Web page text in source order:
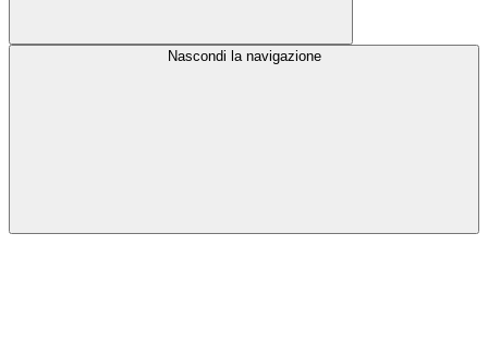
Nascondi la navigazione